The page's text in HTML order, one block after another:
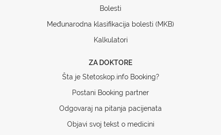
Bolesti
Međunarodna klasifikacija bolesti (MKB)
Kalkulatori
ZA DOKTORE
Šta je Stetoskop.info Booking?
Postani Booking partner
Odgovaraj na pitanja pacijenata
Objavi svoj tekst o medicini